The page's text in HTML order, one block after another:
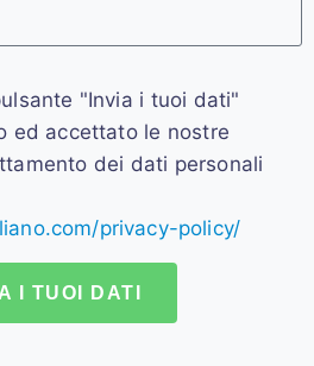
"Invia i tuoi dati"
ed accettato le nostre
dei dati personali
privacy-policy/